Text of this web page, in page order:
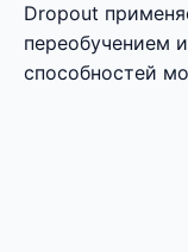
Dropout
переобучением
способностей